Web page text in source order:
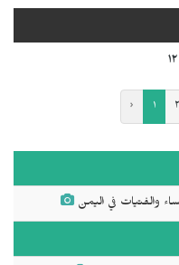
‹ ١ ٢
والفتيات في اليمن